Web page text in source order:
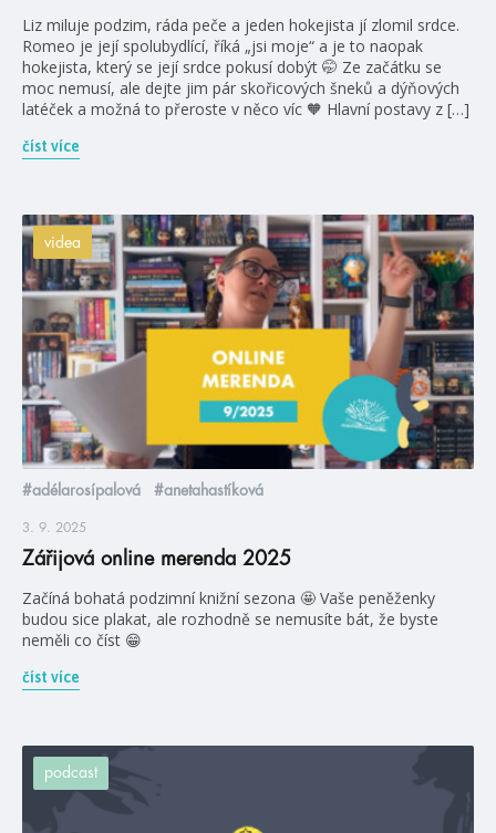
Liz miluje podzim, ráda peče a jeden hokejista jí zlomil srdce.
Romeo je její spolubydlící, říká „jsi moje“ a je to naopak
hokejista, který se její srdce pokusí dobýt 🤭 Ze začátku se
moc nemusí, ale dejte jim pár skořicových šneků a dýňových
latéček a možná to přeroste v něco víc 🧡 Hlavní postavy z […]
číst více
videa
#adélarosípalová #anetahastíková
3. 9. 2025
Zářijová online merenda 2025
Začíná bohatá podzimní knižní sezona 🤩 Vaše peněženky
budou sice plakat, ale rozhodně se nemusíte bát, že byste
neměli co číst 😁
číst více
podcast